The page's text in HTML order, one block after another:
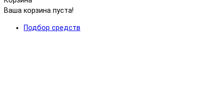
Ваша корзина пуста!
Подбор средств